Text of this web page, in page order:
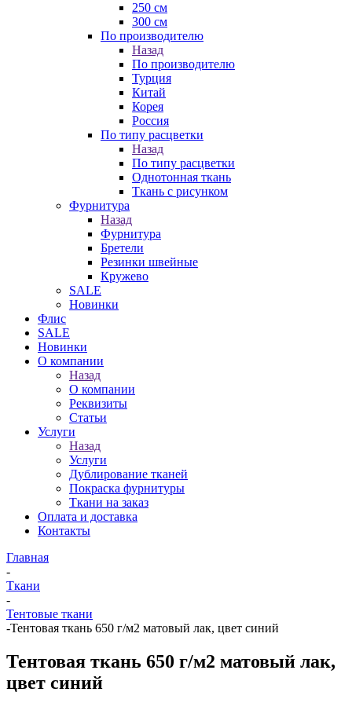
250 см
300 см
По производителю
Назад
По производителю
Турция
Китай
Корея
Россия
По типу расцветки
Назад
По типу расцветки
Однотонная ткань
Ткань с рисунком
Фурнитура
Назад
Фурнитура
Бретели
Резинки швейные
Кружево
SALE
Новинки
Флис
SALE
Новинки
О компании
Назад
О компании
Реквизиты
Статьи
Услуги
Назад
Услуги
Дублирование тканей
Покраска фурнитуры
Ткани на заказ
Оплата и доставка
Контакты
Главная
-
Ткани
-
Тентовые ткани
-Тентовая ткань 650 г/м2 матовый лак, цвет синий
Тентовая ткань 650 г/м2 матовый лак,
цвет синий